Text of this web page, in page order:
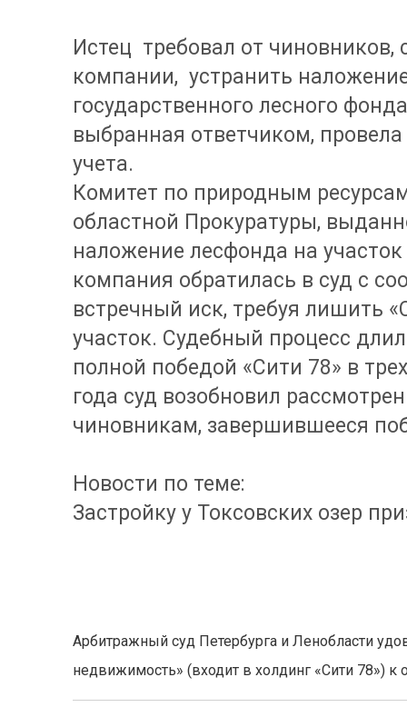
Истец требовал от
компании, устранить
государственного лесного
выбранная ответчиком,
учета.
Комитет по природным
областной Прокуратуры,
наложение лесфонда на
компания обратилась в суд с
встречный иск, требуя лишить
участок. Судебный процесс
полной победой «Сити 78» в
года суд возобновил
чиновникам, завершившееся
Новости по теме:
Застройку у Токсовских озер
Арбитражный суд Петербурга и Ленобласти
недвижимость» (входит в холдинг «Сити 78»)